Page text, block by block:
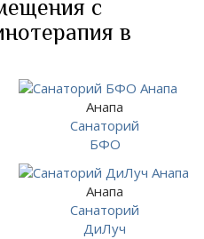
с
в
Анапа
Санаторий
БФО
Анапа
Санаторий
ДиЛуч